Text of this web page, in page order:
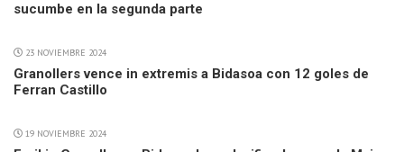
sucumbe en la segunda parte
23 NOVIEMBRE 2024
Granollers vence in extremis a Bidasoa con 12 goles de
Ferran Castillo
19 NOVIEMBRE 2024